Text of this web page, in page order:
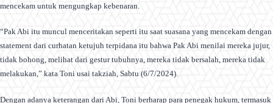
mencekam untuk mengungkap kebenaran.
“Pak Abi itu muncul menceritakan seperti itu saat suasana yang mencekam dengan
statement dari curhatan ketujuh terpidana itu bahwa Pak Abi menilai mereka jujur,
tidak bohong, melihat dari gestur tubuhnya, mereka tidak bersalah, mereka tidak
melakukan,” kata Toni usai takziah, Sabtu (6/7/2024).
Dengan adanya keterangan dari Abi, Toni berharap para penegak hukum, termasuk